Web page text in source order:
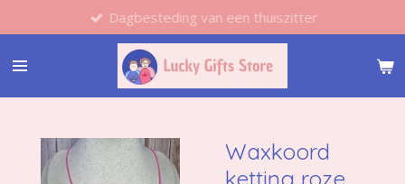
direct
naar
hoofdinhoud
Dagbesteding van een thuiszitter
Waxkoord
ketting roze